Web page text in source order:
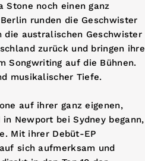
Stone noch einen ganz
runden die Geschwister
australischen Geschwister
zurück und bringen ihre
Songwriting auf die Bühnen.
musikalischer Tiefe.
auf ihrer ganz eigenen,
Newport bei Sydney begann,
Mit ihrer Debüt-EP
sich aufmerksam und